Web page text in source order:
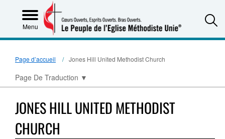
Menu
Page d’accueil Jones Hill United Methodist Church
Page De Traduction ▼
JONES HILL UNITED METHODIST
CHURCH